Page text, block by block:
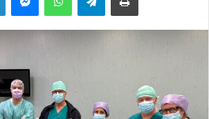
a
m
a